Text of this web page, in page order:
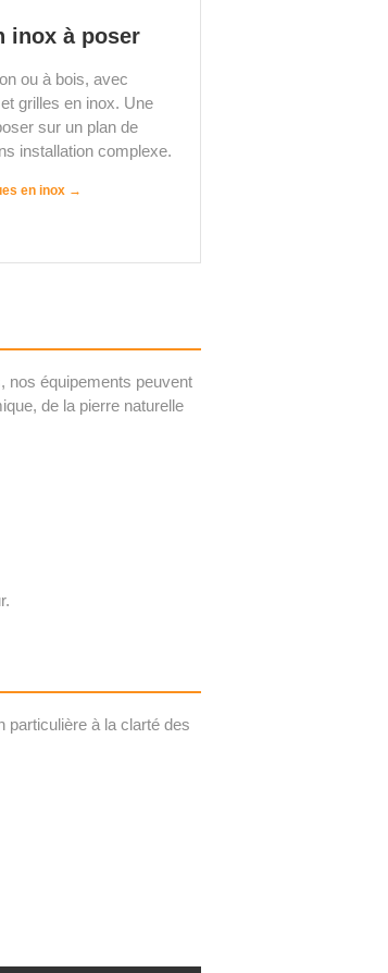
inox à poser
ou à bois, avec
grilles en inox. Une
sur un plan de
installation complexe.
en inox →
nos équipements peuvent
de la pierre naturelle
particulière à la clarté des